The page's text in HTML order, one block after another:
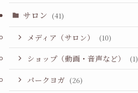
サロン (41)
メディア（サロン） (10)
ショップ（動画・音声など） (1)
パークヨガ (26)